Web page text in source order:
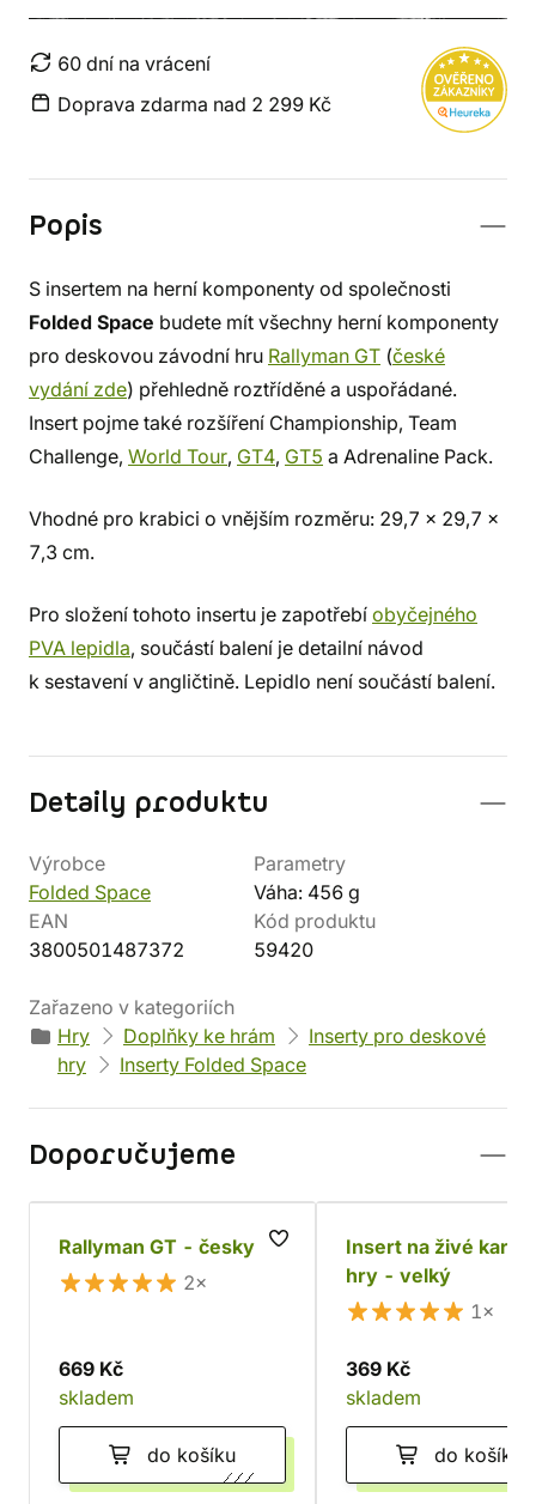
60 dní na vrácení
Doprava zdarma nad 2 299 Kč
Popis
S insertem na herní komponenty od společnosti
Folded Space budete mít všechny herní komponenty
pro deskovou závodní hru Rallyman GT (české
vydání zde) přehledně roztříděné a uspořádané.
Insert pojme také rozšíření Championship, Team
Challenge, World Tour, GT4, GT5 a Adrenaline Pack.
Vhodné pro krabici o vnějším rozměru: 29,7 x 29,7 x
7,3 cm.
Pro složení tohoto insertu je zapotřebí obyčejného
PVA lepidla, součástí balení je detailní návod
k sestavení v angličtině. Lepidlo není součástí balení.
Detaily produktu
Výrobce
Folded Space
Parametry
Váha: 456 g
EAN
3800501487372
Kód produktu
59420
Zařazeno v kategoriích
Hry
Doplňky ke hrám
Inserty pro deskové
hry
Inserty Folded Space
Doporučujeme
Rallyman GT - česky
2×
669 Kč
skladem
do košíku
Insert na živé
hry - velký
1×
369 Kč
skladem
do košíku